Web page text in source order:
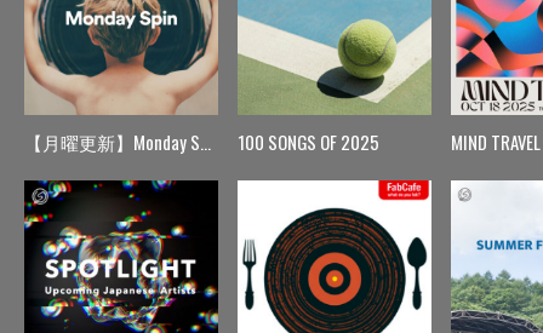
【月曜更新】Monday Spin 100 SONGS OF 2025 MIND TRAVEL